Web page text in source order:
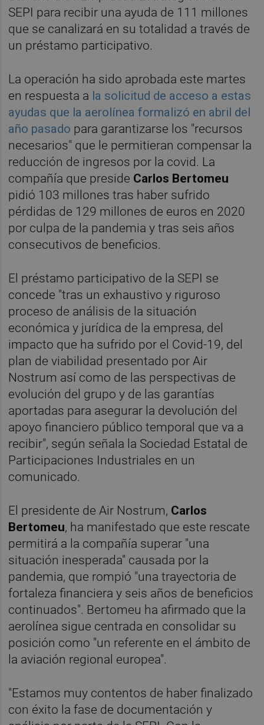
SEPI para recibir una ayuda de 111 millones
que se canalizará en su totalidad a través de
un préstamo participativo.
La operación ha sido aprobada este martes
en respuesta a la solicitud de acceso a estas
ayudas que la aerolínea formalizó en abril del
año pasado para garantizarse los "recursos
necesarios" que le permitieran compensar la
reducción de ingresos por la covid. La
compañía que preside Carlos Bertomeu
pidió 103 millones tras haber sufrido
pérdidas de 129 millones de euros en 2020
por culpa de la pandemia y tras seis años
consecutivos de beneficios.
El préstamo participativo de la SEPI se
concede "tras un exhaustivo y riguroso
proceso de análisis de la situación
económica y jurídica de la empresa, del
impacto que ha sufrido por el Covid-19, del
plan de viabilidad presentado por Air
Nostrum así como de las perspectivas de
evolución del grupo y de las garantías
aportadas para asegurar la devolución del
apoyo financiero público temporal que va a
recibir", según señala la Sociedad Estatal de
Participaciones Industriales en un
comunicado.
El presidente de Air Nostrum, Carlos
Bertomeu, ha manifestado que este rescate
permitirá a la compañía superar "una
situación inesperada" causada por la
pandemia, que rompió "una trayectoria de
fortaleza financiera y seis años de beneficios
continuados". Bertomeu ha afirmado que la
aerolínea sigue centrada en consolidar su
posición como "un referente en el ámbito de
la aviación regional europea".
"Estamos muy contentos de haber finalizado
con éxito la fase de documentación y